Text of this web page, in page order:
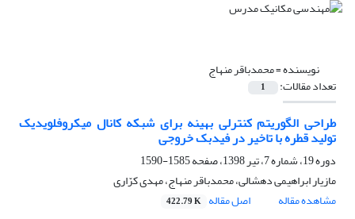
نویسنده =محمدباقر منهاج
تعداد مقالات: 1
طراحی الگوریتم کنترلی بهینه برای شبکه‌ کانال‌ میکروفلویدیک
تولید قطره با تاخیر در فیدبک خروجی
دوره 19، شماره 7، تیر 1398، صفحه
1585-1590
مازیار ابراهیمی دهشالی، محمدباقر منهاج، مهدی کرّاری
مشاهده مقاله
اصل مقاله 422.79 K